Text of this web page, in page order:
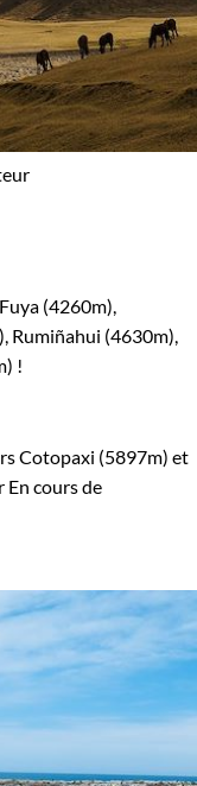
(4260m),
Rumiñahui (4630m),
!
Cotopaxi (5897m) et
En cours de